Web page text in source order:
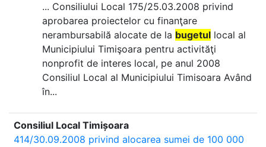
... Consiliului Local 175/25.03.2008 privind
aprobarea proiectelor cu finanţare
nerambursabilă alocate de la bugetul local al
Municipiului Timişoara pentru activităţi
nonprofit de interes local, pe anul 2008
Consiliul Local al Municipiului Timisoara Având
în...
Consiliul Local Timișoara
414/30.09.2008 privind alocarea sumei de 100 000